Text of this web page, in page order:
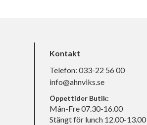
Kontakt
Telefon: 033-22 56 00
info@ahnviks.se
Öppettider Butik:
Mån-Fre 07.30-16.00
Stängt för lunch 12.00-13.00